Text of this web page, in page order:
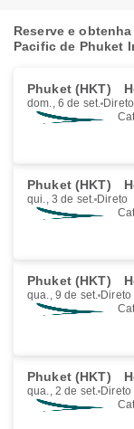
Reserve e
Pacific de Phuket
Phuket (HKT)
dom., 6 de set. Direto
Phuket (HKT)
qui., 3 de set. Direto
Phuket (HKT)
qua., 9 de set. Direto
Phuket (HKT)
qua., 2 de set. Direto